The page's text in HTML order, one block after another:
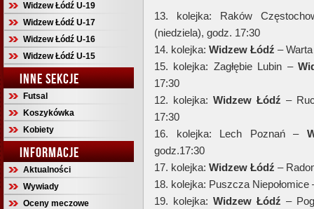
Widzew Łódź U-19
Widzew Łódź U-17
Widzew Łódź U-16
Widzew Łódź U-15
INNE SEKCJE
Futsal
Koszykówka
Kobiety
INFORMACJE
Aktualności
Wywiady
Oceny meczowe
13. kolejka: Raków
(niedziela), godz. 17:30
14. kolejka: Widzew Łódź –
15. kolejka: Zagłębie Lubin –
17:30
12. kolejka: Widzew Łódź –
17:30
16. kolejka: Lech Poznań –
godz.17:30
17. kolejka: Widzew Łódź –
18. kolejka: Puszcza Niepołomice
19. kolejka: Widzew Łódź –